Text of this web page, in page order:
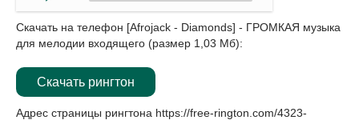
Скачать на телефон [Afrojack - Diamonds] - ГРОМКАЯ музыка
для мелодии входящего (размер 1,03 Мб):
Скачать рингтон
Адрес страницы рингтона https://free-rington.com/4323-